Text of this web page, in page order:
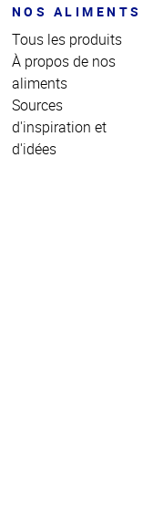
NOS ALIMENTS
Tous les produits
À propos de nos
aliments
Sources
d'inspiration et
d'idées